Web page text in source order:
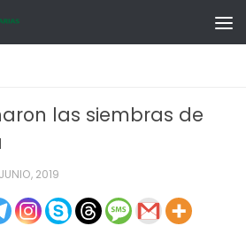
las siembras de
2019